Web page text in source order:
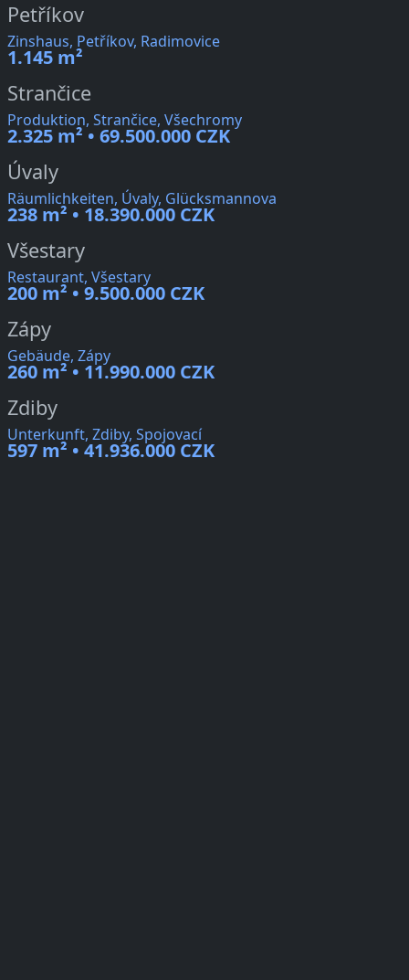
Petříkov
Zinshaus, Petříkov, Radimovice
1.145 m²
Strančice
Produktion, Strančice, Všechromy
2.325 m² • 69.500.000 CZK
Úvaly
Räumlichkeiten, Úvaly, Glücksmannova
238 m² • 18.390.000 CZK
Všestary
Restaurant, Všestary
200 m² • 9.500.000 CZK
Zápy
Gebäude, Zápy
260 m² • 11.990.000 CZK
Zdiby
Unterkunft, Zdiby, Spojovací
597 m² • 41.936.000 CZK